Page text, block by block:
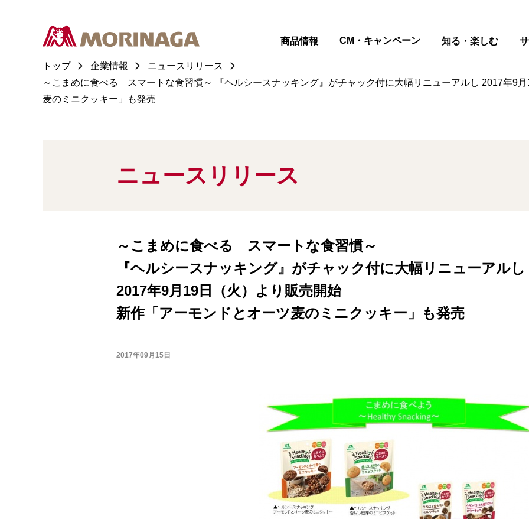
商品情報 CM・キャンペーン 知る・楽しむ
トップ 企業情報
ニュースリリース
～こまめに食べる スマートな食習慣～ 『ヘルシースナッキング』がチャック付に大幅リニューアルし 2017年9
麦のミニクッキー」も発売
ニュースリリース
～こまめに食べる スマートな食習慣～
『ヘルシースナッキング』がチャック付に大幅リニューアルし
2017年9月19日（火）より販売開始
新作「アーモンドとオーツ麦のミニクッキー」も発売
2017年09月15日